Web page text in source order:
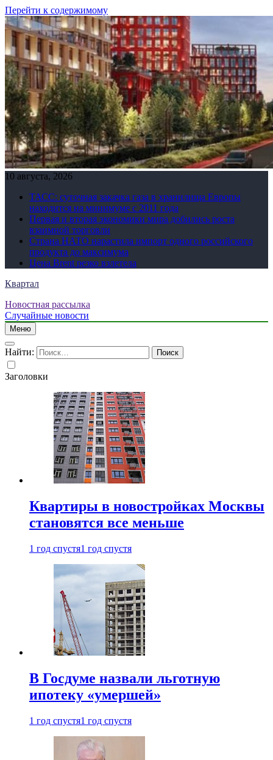
Перейти к содержимому
10 августа, 2026
ТАСС: суточная закачка газа в хранилища Европы
находится на минимуме с 2011 года
Первая и вторая экономики мира добились роста
взаимной торговли
Страна НАТО нарастила импорт одного российского
продукта до максимума
Цена Brent резко взлетела
Квартал
Новостная рассылка
Случайные новости
Меню
Найти:
Заголовки
Квартиры в новостройках Москвы
становятся все меньше
1 год спустя1 год спустя
В Госдуме назвали льготную
ипотеку «умершей»
1 год спустя1 год спустя